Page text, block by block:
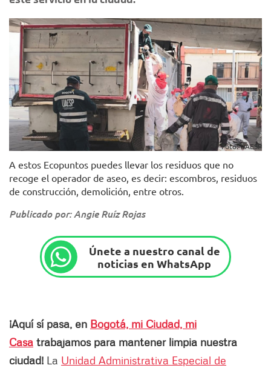
Foto: UAESP
A estos Ecopuntos puedes llevar los residuos que no
recoge el operador de aseo, es decir: escombros, residuos
de construcción, demolición, entre otros.
Publicado por: Angie Ruíz Rojas
Únete a nuestro canal de
noticias en WhatsApp
¡Aquí sí pasa, en Bogotá, mi Ciudad, mi
Casa trabajamos para mantener limpia nuestra
ciudad! La Unidad Administrativa Especial de